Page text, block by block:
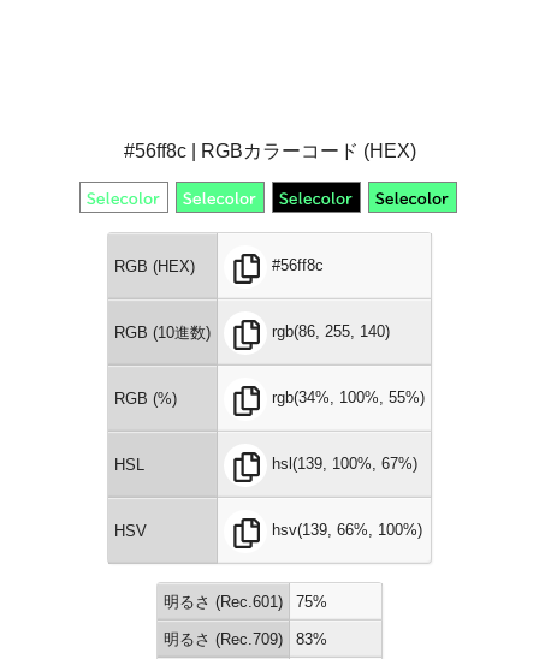
#56ff8c | RGBカラーコード (HEX)
RGB (HEX) #56ff8c
RGB (10進数) rgb(86, 255, 140)
RGB (%) rgb(34%, 100%, 55%)
HSL hsl(139, 100%, 67%)
HSV hsv(139, 66%, 100%)
明るさ (Rec.601) 75%
明るさ (Rec.709) 83%